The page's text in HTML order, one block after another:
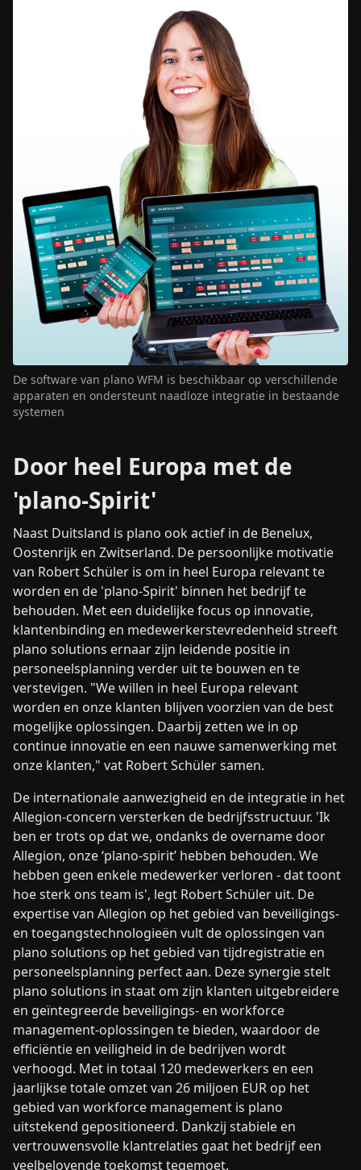
De software van plano WFM is beschikbaar op verschillende
apparaten en ondersteunt naadloze integratie in bestaande
systemen
Door heel Europa met de
'plano-Spirit'
Naast Duitsland is plano ook actief in de Benelux,
Oostenrijk en Zwitserland. De persoonlijke motivatie
van Robert Schüler is om in heel Europa relevant te
worden en de 'plano-Spirit' binnen het bedrijf te
behouden. Met een duidelijke focus op innovatie,
klantenbinding en medewerkerstevredenheid streeft
plano solutions ernaar zijn leidende positie in
personeelsplanning verder uit te bouwen en te
verstevigen. "We willen in heel Europa relevant
worden en onze klanten blijven voorzien van de best
mogelijke oplossingen. Daarbij zetten we in op
continue innovatie en een nauwe samenwerking met
onze klanten," vat Robert Schüler samen.
De internationale aanwezigheid en de integratie in het
Allegion-concern versterken de bedrijfsstructuur. 'Ik
ben er trots op dat we, ondanks de overname door
Allegion, onze ‘plano-spirit’ hebben behouden. We
hebben geen enkele medewerker verloren - dat toont
hoe sterk ons team is', legt Robert Schüler uit. De
expertise van Allegion op het gebied van beveiligings-
en toegangstechnologieën vult de oplossingen van
plano solutions op het gebied van tijdregistratie en
personeelsplanning perfect aan. Deze synergie stelt
plano solutions in staat om zijn klanten uitgebreidere
en geïntegreerde beveiligings- en workforce
management-oplossingen te bieden, waardoor de
efficiëntie en veiligheid in de bedrijven wordt
verhoogd. Met in totaal 120 medewerkers en een
jaarlijkse totale omzet van 26 miljoen EUR op het
gebied van workforce management is plano
uitstekend gepositioneerd. Dankzij stabiele en
vertrouwensvolle klantrelaties gaat het bedrijf een
veelbelovende toekomst tegemoet.